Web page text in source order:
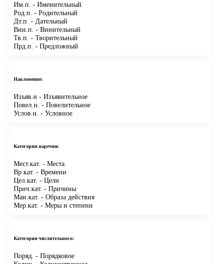
Им.п. - Именительный
Род.п. - Родительный
Дт.п. - Дательный
Вин.п. - Винительный
Тв.п. - Творительный
Прд.п. - Предложный
Наклонение:
Изъяв.н - Изъявительное
Повел.н. - Повелительное
Услов.н. - Условное
Категория наречия:
Мест.кат. - Места
Вр.кат. - Времени
Цел.кат. - Цели
Прич.кат. - Причины
Ман.кат. - Образа действия
Мер.кат. - Меры и степени
Категория числительного:
Поряд. - Порядковое